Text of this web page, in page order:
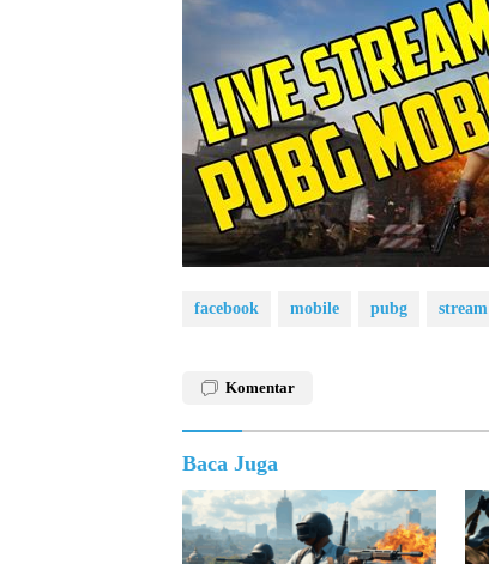
facebook mobile pubg stream
Komentar
Baca Juga